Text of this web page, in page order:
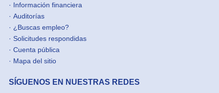
· Información financiera
· Auditorías
· ¿Buscas empleo?
· Solicitudes respondidas
· Cuenta pública
· Mapa del sitio
SÍGUENOS EN NUESTRAS REDES